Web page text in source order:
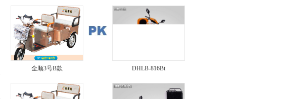
全顺3号B款 DHLB-816Bt